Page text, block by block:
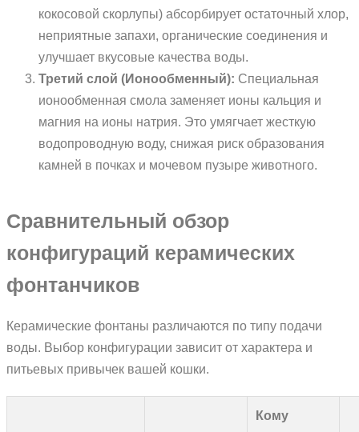
кокосовой скорлупы) абсорбирует остаточный хлор,
неприятные запахи, органические соединения и
улучшает вкусовые качества воды.
Третий слой (Ионообменный): Специальная
ионообменная смола заменяет ионы кальция и
магния на ионы натрия. Это умягчает жесткую
водопроводную воду, снижая риск образования
камней в почках и мочевом пузыре животного.
Сравнительный обзор
конфигураций керамических
фонтанчиков
Керамические фонтаны различаются по типу подачи
воды. Выбор конфигурации зависит от характера и
питьевых привычек вашей кошки.
Кому